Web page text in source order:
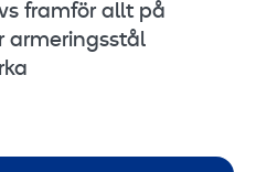
framför allt på
armeringsstål